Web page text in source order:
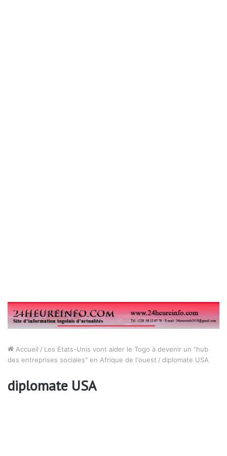
Accueil / Les Etats-Unis vont aider le Togo à devenir un "hub
des entreprises sociales" en Afrique de l'ouest / diplomate USA
diplomate USA